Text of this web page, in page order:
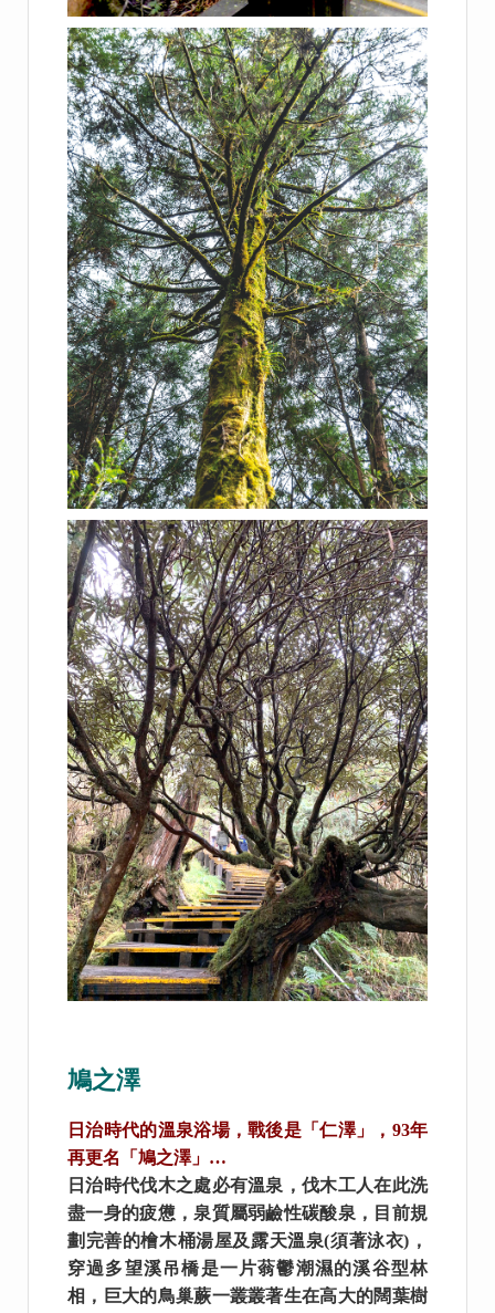
鳩之澤
日治時代的溫泉浴場，戰後是「仁澤」，93年
再更名「鳩之澤」…
日治時代伐木之處必有溫泉，伐木工人在此洗
盡一身的疲憊，泉質屬弱鹼性碳酸泉，目前規
劃完善的檜木桶湯屋及露天溫泉(須著泳衣)，
穿過多望溪吊橋是一片蓊鬱潮濕的溪谷型林
相，巨大的鳥巢蕨一叢叢著生在高大的闊葉樹